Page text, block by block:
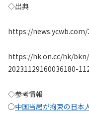
◇出典
https://
https://hk.on.cc/hk/
20231129160036180-
◇参考情報
○中国当局が拘束の日